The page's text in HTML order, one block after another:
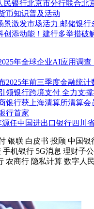
民银行北京市分行联合北
币知识普及活动
景激发市场活力 邮储银行
创添动能！建行多举措破
年全球企业AI应用调
2025年前三季度金融统计
领银行跨境支付 全力支
银行获上海清算所清算会
行首家
源任中国进出口银行四川
银联 白皮书 投顾 中国银
手机银行 5G消息 理财子公
农商行 隐私计算 数字人